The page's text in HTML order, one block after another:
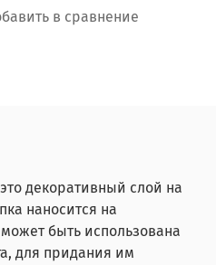
в сравнение
декоративный слой на
наносится на
быть использована
для придания им